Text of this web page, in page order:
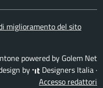
miglioramento del sito
powered by Golem Net
by Designers Italia ·
Accesso redattori